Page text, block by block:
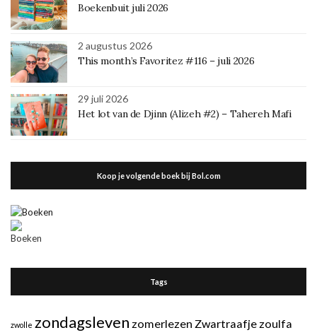
Boekenbuit juli 2026
2 augustus 2026
This month’s Favoritez #116 – juli 2026
29 juli 2026
Het lot van de Djinn (Alizeh #2) – Tahereh Mafi
Koop je volgende boek bij Bol.com
Tags
zwolle zondagsleven zomerlezen Zwartraafje zoulfa